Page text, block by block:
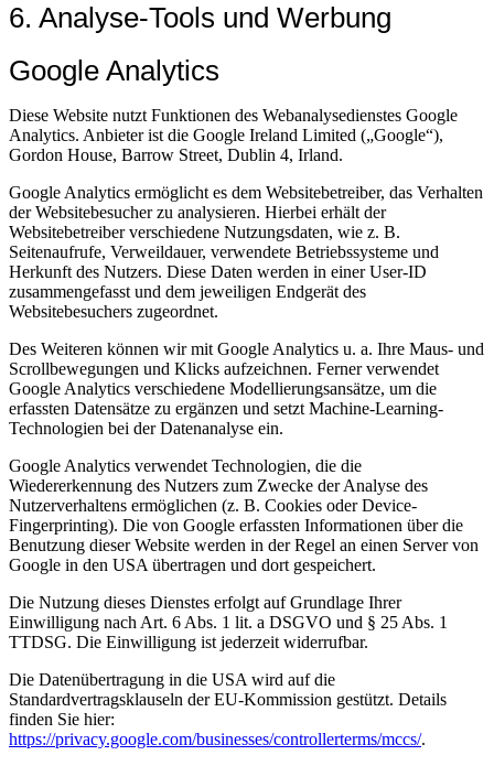
6. Analyse-Tools und Werbung
Google Analytics
Diese Website nutzt Funktionen des Webanalysedienstes Google
Analytics. Anbieter ist die Google Ireland Limited („Google“),
Gordon House, Barrow Street, Dublin 4, Irland.
Google Analytics ermöglicht es dem Websitebetreiber, das Verhalten
der Websitebesucher zu analysieren. Hierbei erhält der
Websitebetreiber verschiedene Nutzungsdaten, wie z. B.
Seitenaufrufe, Verweildauer, verwendete Betriebssysteme und
Herkunft des Nutzers. Diese Daten werden in einer User-ID
zusammengefasst und dem jeweiligen Endgerät des
Websitebesuchers zugeordnet.
Des Weiteren können wir mit Google Analytics u. a. Ihre Maus- und
Scrollbewegungen und Klicks aufzeichnen. Ferner verwendet
Google Analytics verschiedene Modellierungsansätze, um die
erfassten Datensätze zu ergänzen und setzt Machine-Learning-
Technologien bei der Datenanalyse ein.
Google Analytics verwendet Technologien, die die
Wiedererkennung des Nutzers zum Zwecke der Analyse des
Nutzerverhaltens ermöglichen (z. B. Cookies oder Device-
Fingerprinting). Die von Google erfassten Informationen über die
Benutzung dieser Website werden in der Regel an einen Server von
Google in den USA übertragen und dort gespeichert.
Die Nutzung dieses Dienstes erfolgt auf Grundlage Ihrer
Einwilligung nach Art. 6 Abs. 1 lit. a DSGVO und § 25 Abs. 1
TTDSG. Die Einwilligung ist jederzeit widerrufbar.
Die Datenübertragung in die USA wird auf die
Standardvertragsklauseln der EU-Kommission gestützt. Details
finden Sie hier:
https://privacy.google.com/businesses/controllerterms/mccs/.